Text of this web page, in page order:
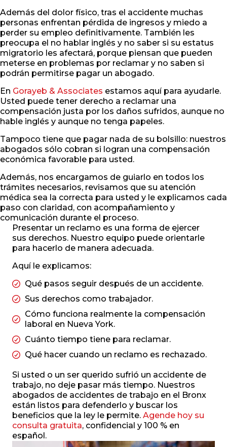
Además del dolor físico, tras el accidente muchas
personas enfrentan pérdida de ingresos y miedo a
perder su empleo definitivamente. También les
preocupa el no hablar inglés y no saber si su estatus
migratorio les afectará, porque piensan que pueden
meterse en problemas por reclamar y no saben si
podrán permitirse pagar un abogado.
En Gorayeb & Associates estamos aquí para ayudarle.
Usted puede tener derecho a reclamar una
compensación justa por los daños sufridos, aunque no
hable inglés y aunque no tenga papeles.
Tampoco tiene que pagar nada de su bolsillo: nuestros
abogados sólo cobran si logran una compensación
económica favorable para usted.
Además, nos encargamos de guiarlo en todos los
trámites necesarios, revisamos que su atención
médica sea la correcta para usted y le explicamos cada
paso con claridad, con acompañamiento y
comunicación durante el proceso.
Presentar un reclamo es una forma de ejercer
sus derechos. Nuestro equipo puede orientarle
para hacerlo de manera adecuada.
Aquí le explicamos:
Qué pasos seguir después de un accidente.
Sus derechos como trabajador.
Cómo funciona realmente la compensación
laboral en Nueva York.
Cuánto tiempo tiene para reclamar.
Qué hacer cuando un reclamo es rechazado.
Si usted o un ser querido sufrió un accidente de
trabajo, no deje pasar más tiempo. Nuestros
abogados de accidentes de trabajo en el Bronx
están listos para defenderlo y buscar los
beneficios que la ley le permite. Agende hoy su
consulta gratuita, confidencial y 100 % en
español.